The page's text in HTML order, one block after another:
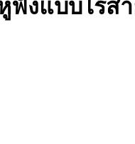
งแบบไร้ส